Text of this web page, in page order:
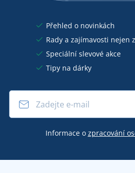
Přehled o novinkách
Rady a zajímavosti nejen
Speciální slevové akce
Tipy na dárky
Informace o zpracování